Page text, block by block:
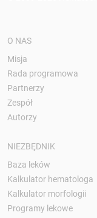
O NAS
Misja
Rada programowa
Partnerzy
Zespół
Autorzy
NIEZBĘDNIK
Baza leków
Kalkulator hematologa
Kalkulator morfologii
Programy lekowe